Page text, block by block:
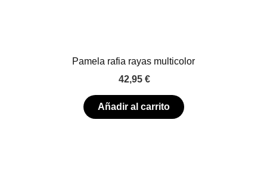
Pamela rafia rayas multicolor
42,95 €
Añadir al carrito